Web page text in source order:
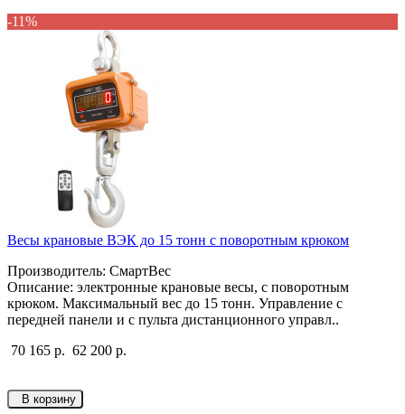
-11%
Весы крановые ВЭК до 15 тонн с поворотным крюком
Производитель: СмартВес
Описание: электронные крановые весы, с поворотным
крюком. Максимальный вес до 15 тонн. Управление с
передней панели и с пульта дистанционного управл..
70 165 р. 62 200 р.
В корзину